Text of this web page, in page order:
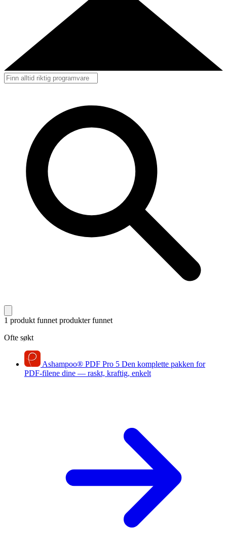
1 produkt funnet produkter funnet
Ofte søkt
Ashampoo® PDF Pro 5 Den komplette pakken for
PDF-filene dine — raskt, kraftig, enkelt